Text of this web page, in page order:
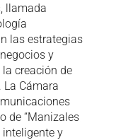
llamada
las estrategias
y
creación de
Cámara
de “Manizales
inteligente y